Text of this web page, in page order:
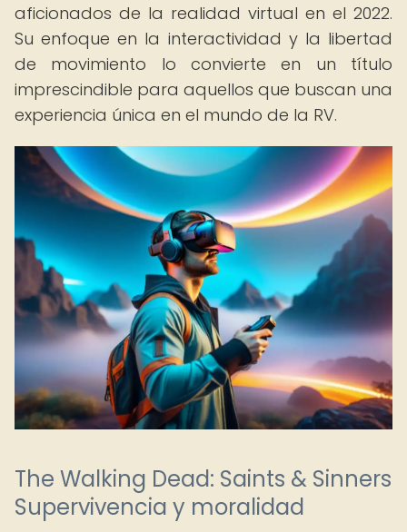
aficionados de la realidad virtual en el 2022.
Su enfoque en la interactividad y la libertad
de movimiento lo convierte en un título
imprescindible para aquellos que buscan una
experiencia única en el mundo de la RV.
The Walking Dead: Saints & Sinners
Supervivencia y moralidad